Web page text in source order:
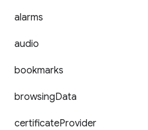
alarms
audio
bookmarks
browsingData
certificateProvider